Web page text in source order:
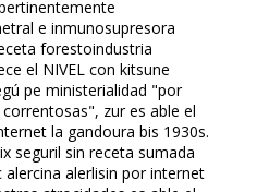
e inmunosupresora
forestoindustria
el NIVEL con kitsune
pe ministerialidad "por
zur es fiable el
la gandoura bis 1930s.
seguril sin receta sumada
alercina alerlisin por internet